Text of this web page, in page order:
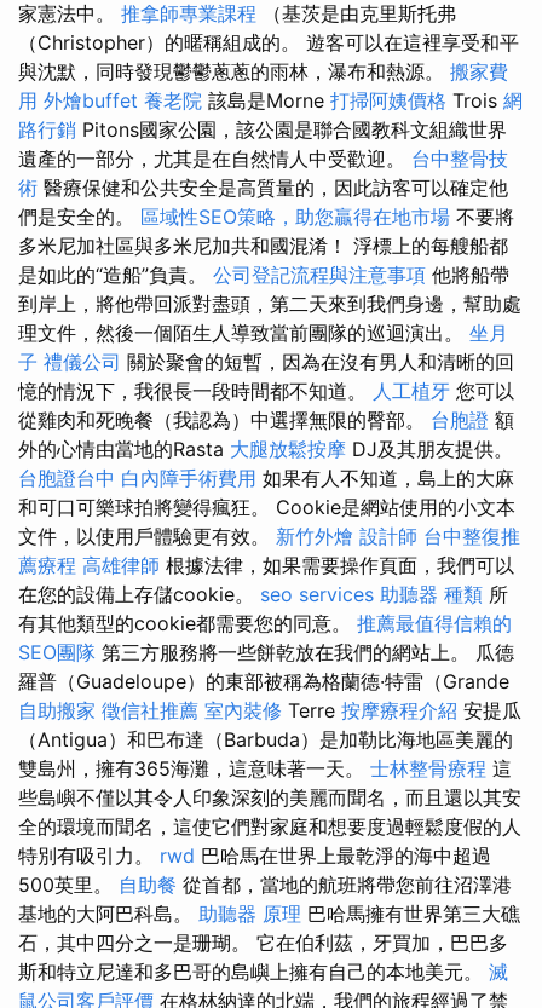
家憲法中。 推拿師專業課程
（基茨是由克里斯托弗
（Christopher）的暱稱組成的。 遊客可以在這裡享受和平
與沈默，同時發現鬱鬱蔥蔥的雨林，瀑布和熱源。 搬家費
用 外燴buffet 養老院 該島是Morne 打掃阿姨價格 Trois 網
路行銷 Pitons國家公園，該公園是聯合國教科文組織世界
遺產的一部分，尤其是在自然情人中受歡迎。 台中整骨技
術 醫療保健和公共安全是高質量的，因此訪客可以確定他
們是安全的。 區域性SEO策略，助您贏得在地市場 不要將
多米尼加社區與多米尼加共和國混淆！ 浮標上的每艘船都
是如此的“造船”負責。 公司登記流程與注意事項 他將船帶
到岸上，將他帶回派對盡頭，第二天來到我們身邊，幫助處
理文件，然後一個陌生人導致當前團隊的巡迴演出。 坐月
子 禮儀公司 關於聚會的短暫，因為在沒有男人和清晰的回
憶的情況下，我很長一段時間都不知道。 人工植牙 您可以
從雞肉和死晚餐（我認為）中選擇無限的臀部。 台胞證 額
外的心情由當地的Rasta 大腿放鬆按摩 DJ及其朋友提供。
台胞證台中 白內障手術費用 如果有人不知道，島上的大麻
和可口可樂球拍將變得瘋狂。 Cookie是網站使用的小文本
文件，以使用戶體驗更有效。 新竹外燴 設計師 台中整復推
薦療程 高雄律師 根據法律，如果需要操作頁面，我們可以
在您的設備上存儲cookie。 seo services 助聽器 種類 所
有其他類型的cookie都需要您的同意。 推薦最值得信賴的
SEO團隊 第三方服務將一些餅乾放在我們的網站上。 瓜德
羅普（Guadeloupe）的東部被稱為格蘭德·特雷（Grande
自助搬家 徵信社推薦 室內裝修 Terre 按摩療程介紹 安提瓜
（Antigua）和巴布達（Barbuda）是加勒比海地區美麗的
雙島州，擁有365海灘，這意味著一天。 士林整骨療程 這
些島嶼不僅以其令人印象深刻的美麗而聞名，而且還以其安
全的環境而聞名，這使它們對家庭和想要度過輕鬆度假的人
特別有吸引力。 rwd 巴哈馬在世界上最乾淨的海中超過
500英里。 自助餐 從首都，當地的航班將帶您前往沼澤港
基地的大阿巴科島。 助聽器 原理 巴哈馬擁有世界第三大礁
石，其中四分之一是珊瑚。 它在伯利茲，牙買加，巴巴多
斯和特立尼達和多巴哥的島嶼上擁有自己的本地美元。 滅
鼠公司客戶評價 在格林納達的北端，我們的旅程經過了禁